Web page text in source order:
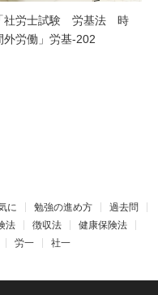
社労士試験 労基法 時
外労働」労基-202
に 勉強の進め方
過去問
法 徴収法
健康保険法
労一 社一